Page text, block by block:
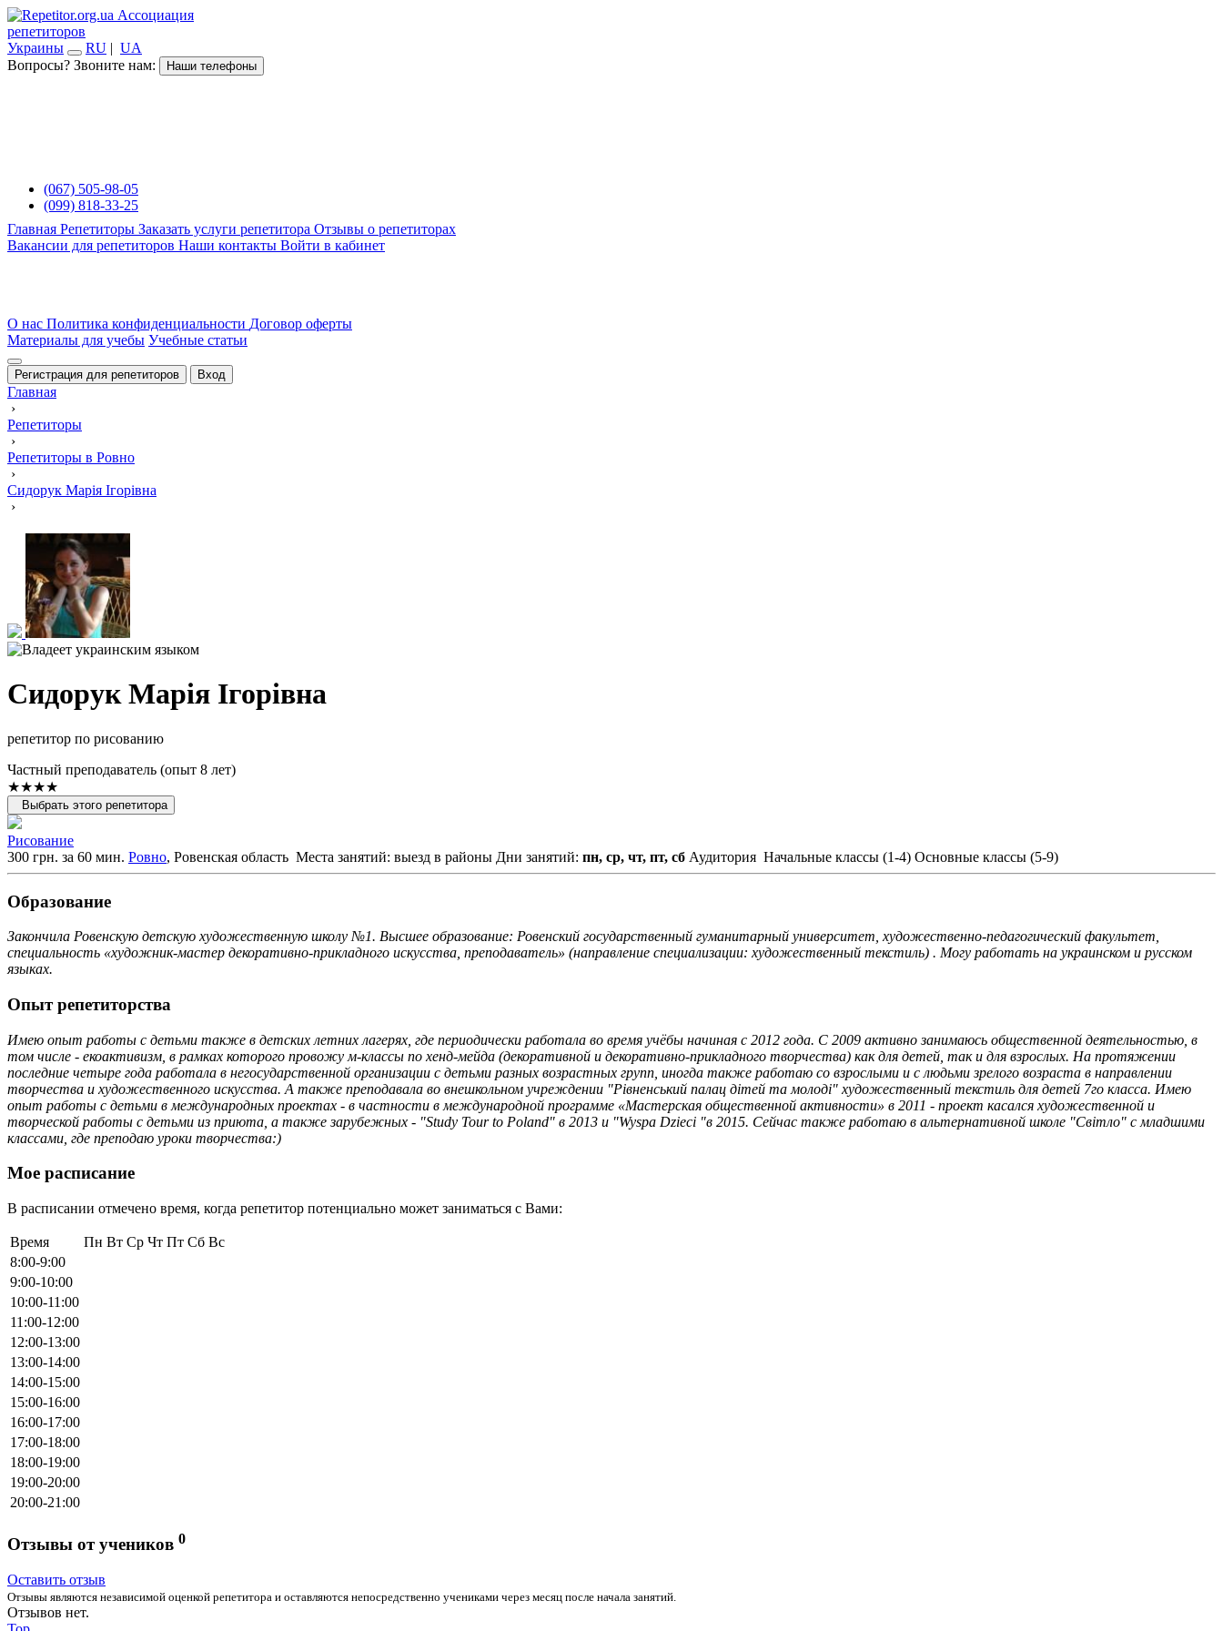
Ассоциация
репетиторов
Украины
RU | UA
Вопросы? Звоните нам:
Наши телефоны
(067) 505-98-05
(099) 818-33-25
Главная Репетиторы Заказать услуги репетитора Отзывы о репетиторах
Вакансии для репетиторов Наши контакты Войти в кабинет
О нас Политика конфиденциальности Договор оферты
Материалы для учебы Учебные статьи
Регистрация для репетиторов Вход
Главная
›
Репетиторы
›
Репетиторы в Ровно
›
Сидорук Марія Ігорівна
›
Сидорук Марія Ігорівна
репетитор по рисованию
Частный преподаватель (опыт 8 лет)
★★★★
Выбрать этого репетитора
Рисование
300 грн. за 60 мин. Ровно, Ровенская область Места занятий: выезд в районы Дни занятий: пн, ср, чт, пт, сб Аудитория Начальные классы (1-4) Основные классы (5-9)
Образование
Закончила Ровенскую детскую художественную школу №1. Высшее образование: Ровенский государственный гуманитарный университет, художественно-педагогический факультет,
специальность «художник-мастер декоративно-прикладного искусства, преподаватель» (направление специализации: художественный текстиль) . Могу работать на украинском и русском
языках.
Опыт репетиторства
Имею опыт работы с детьми также в детских летних лагерях, где периодически работала во время учёбы начиная с 2012 года. С 2009 активно занимаюсь общественной деятельностью, в
том числе - екоактивизм, в рамках которого провожу м-классы по хенд-мейда (декоративной и декоративно-прикладного творчества) как для детей, так и для взрослых. На протяжении
последние четыре года работала в негосударственной организации с детьми разных возрастных групп, иногда также работаю со взрослыми и с людьми зрелого возраста в направлении
творчества и художественного искусства. А также преподавала во внешкольном учреждении "Рівненський палац дітей та молоді" художественный текстиль для детей 7го класса. Имею
опыт работы с детьми в международных проектах - в частности в международной программе «Мастерская общественной активности» в 2011 - проект касался художественной и
творческой работы с детьми из приюта, а также зарубежных - "Study Tour to Poland" в 2013 и "Wyspa Dzieci "в 2015. Сейчас также работаю в альтернативной школе "Світло" с младшими
классами, где преподаю уроки творчества:)
Мое расписание
В расписании отмечено время, когда репетитор потенциально может заниматься с Вами:
Время Пн Вт Ср Чт Пт Сб Вс
8:00-9:00
9:00-10:00
10:00-11:00
11:00-12:00
12:00-13:00
13:00-14:00
14:00-15:00
15:00-16:00
16:00-17:00
17:00-18:00
18:00-19:00
19:00-20:00
20:00-21:00
Отзывы от учеников 0
Оставить отзыв
Отзывы являются независимой оценкой репетитора и оставляются непосредственно учениками через месяц после начала занятий.
Отзывов нет.